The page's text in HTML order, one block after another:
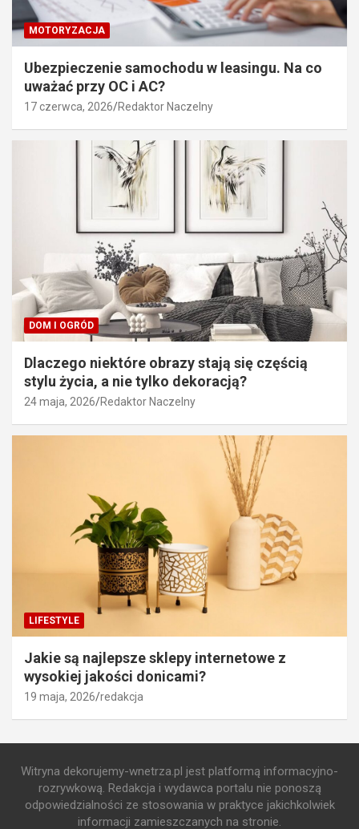
MOTORYZACJA
Ubezpieczenie samochodu w leasingu. Na co
uważać przy OC i AC?
17 czerwca, 2026 Redaktor Naczelny
DOM I OGRÓD
Dlaczego niektóre obrazy stają się częścią
stylu życia, a nie tylko dekoracją?
24 maja, 2026 Redaktor Naczelny
LIFESTYLE
Jakie są najlepsze sklepy internetowe z
wysokiej jakości donicami?
19 maja, 2026 redakcja
Witryna dekorujemy-wnetrza.pl jest platformą informacyjno-
rozrywkową. Redakcja i wydawca portalu nie ponoszą
odpowiedzialności ze stosowania w praktyce jakichkolwiek
informacji zamieszczanych na stronie.